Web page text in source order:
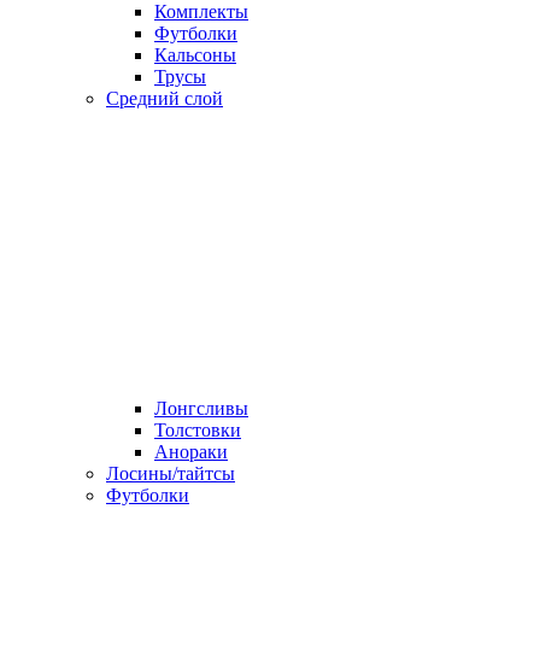
Комплекты
Футболки
Кальсоны
Трусы
Средний слой
Лонгсливы
Толстовки
Анораки
Лосины/тайтсы
Футболки